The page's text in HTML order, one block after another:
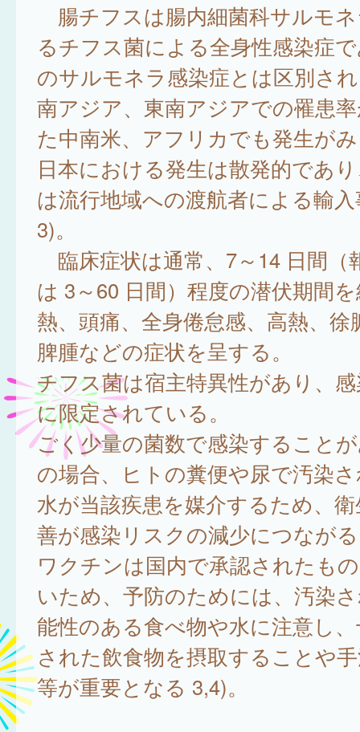
腸チフスは腸内細菌科サルモ
るチフス菌による全身性感染症
のサルモネラ感染症とは区別さ
南アジア、東南アジアでの罹患
た中南米、アフリカでも発生が
日本における発生は散発的であ
は流行地域への渡航者による輸
3)。
臨床症状は通常、7～14 日間（
は 3～60 日間）程度の潜伏期間
熱、頭痛、全身倦怠感、高熱、徐
脾腫などの症状を呈する。
チフス菌は宿主特異性があり、
に限定されている。
ごく少量の菌数で感染すること
の場合、ヒトの糞便や尿で汚染
水が当該疾患を媒介するため、
善が感染リスクの減少につなが
ワクチンは国内で承認されたも
いため、予防のためには、汚染
能性のある食べ物や水に注意し
された飲食物を摂取することや
等が重要となる 3,4)。